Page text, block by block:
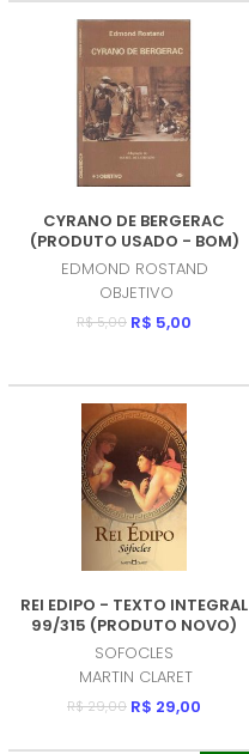
CYRANO DE BERGERAC
(PRODUTO USADO - BOM)
EDMOND ROSTAND
OBJETIVO
R$ 5,00 R$ 5,00
REI EDIPO - TEXTO INTEGRAL
99/315 (PRODUTO NOVO)
SOFOCLES
MARTIN CLARET
R$ 29,00 R$ 29,00